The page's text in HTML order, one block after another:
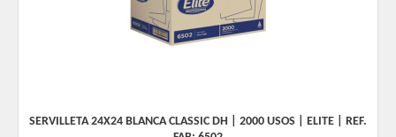
SERVILLETA 24X24 BLANCA CLASSIC DH | 2000 USOS | ELITE | REF.